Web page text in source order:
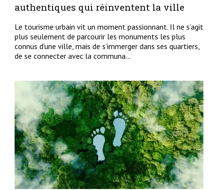
authentiques qui réinventent la ville
Le tourisme urbain vit un moment passionnant. Il ne s’agit
plus seulement de parcourir les monuments les plus
connus d’une ville, mais de s’immerger dans ses quartiers,
de se connecter avec la communa...